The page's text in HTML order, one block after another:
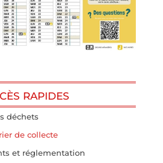
RAPIDES
déchets
de collecte
et réglementation